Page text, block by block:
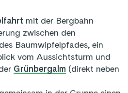
mit der Bergbahn
zwischen den
Baumwipfelpfades, ein
vom Aussichtsturm und
Grünbergalm (direkt neben